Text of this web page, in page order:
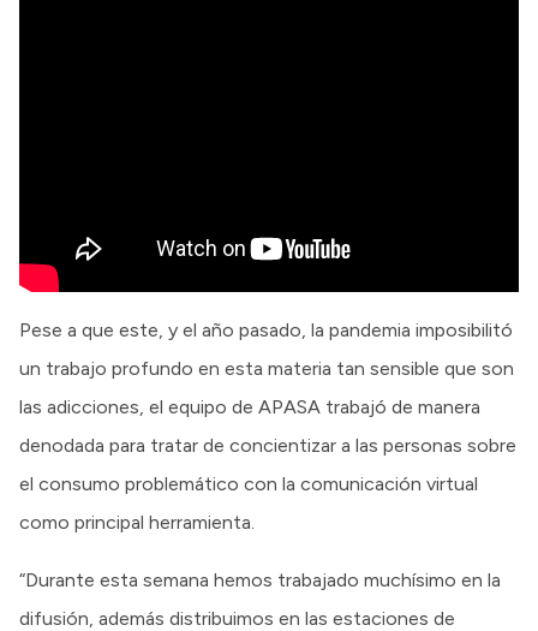
Pese a que este, y el año pasado, la pandemia imposibilitó
un trabajo profundo en esta materia tan sensible que son
las adicciones, el equipo de APASA trabajó de manera
denodada para tratar de concientizar a las personas sobre
el consumo problemático con la comunicación virtual
como principal herramienta.
“Durante esta semana hemos trabajado muchísimo en la
difusión, además distribuimos en las estaciones de